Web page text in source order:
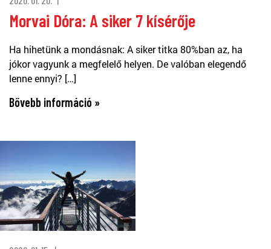
Morvai Dóra: A siker 7 kísérője
Ha hihetünk a mondásnak: A siker titka 80%ban az, ha
jókor vagyunk a megfelelő helyen. De valóban elegendő
lenne ennyi? […]
Bővebb információ »